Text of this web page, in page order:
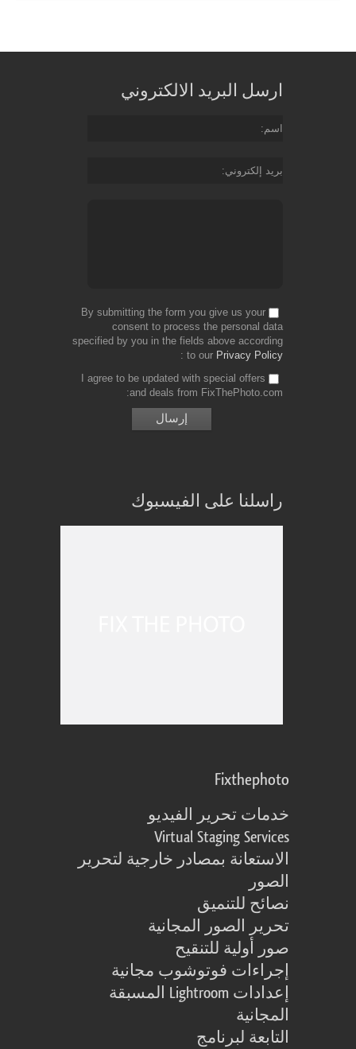
ارسل البريد الالكتروني
اسم
بريد إلكتروني
By submitting the form you give us your
consent to process the personal data
specified by you in the fields above according
to our Privacy Policy
I agree to be updated with special offers
and deals from FixThePhoto.com
راسلنا على الفيسبوك
Fixthephoto
خدمات تحرير الفيديو
Virtual Staging Services
الاستعانة بمصادر خارجية لتحرير
الصور
نصائح للتنميق
تحرير الصور المجانية
صور أولية للتنقيح
إجراءات فوتوشوب مجانية
إعدادات Lightroom المسبقة
المجانية
التابعة لبرنامج